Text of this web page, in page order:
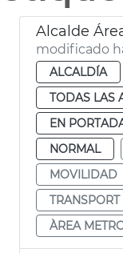
Alcalde
modificado
ALCALDÍA
TODAS LAS
EN
NORMAL
MOVILIDAD
TRANSPORT
ÀREA